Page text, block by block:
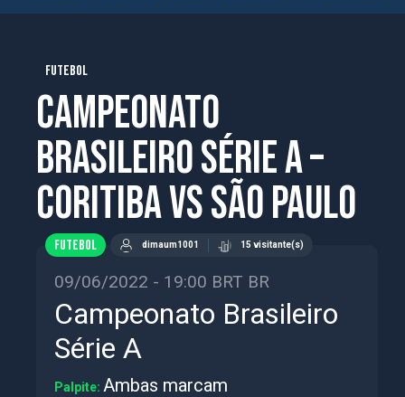
FUTEBOL
Campeonato
Brasileiro Série A –
Coritiba vs São Paulo
FUTEBOL dimaum1001 15 visitante(s)
09/06/2022 - 19:00 BRT BR
Campeonato Brasileiro
Série A
Palpite: Ambas marcam